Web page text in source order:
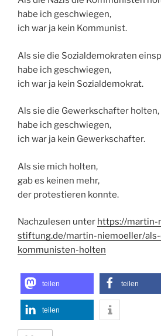
habe ich geschwiegen,
ich war ja kein Kommunist.
Als sie die Sozialdemokraten
habe ich geschwiegen,
ich war ja kein Sozialdemokrat.
Als sie die Gewerkschafter holten,
habe ich geschwiegen,
ich war ja kein Gewerkschafter.
Als sie mich holten,
gab es keinen mehr,
der protestieren konnte.
Nachzulesen unter https://martin-
stiftung.de/martin-niemoeller/
kommunisten-holten
teilen teilen
teilen